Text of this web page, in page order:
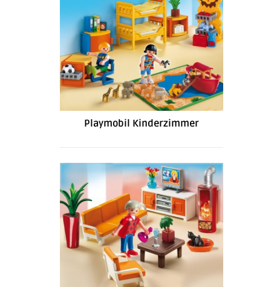
Playmobil Kinderzimmer